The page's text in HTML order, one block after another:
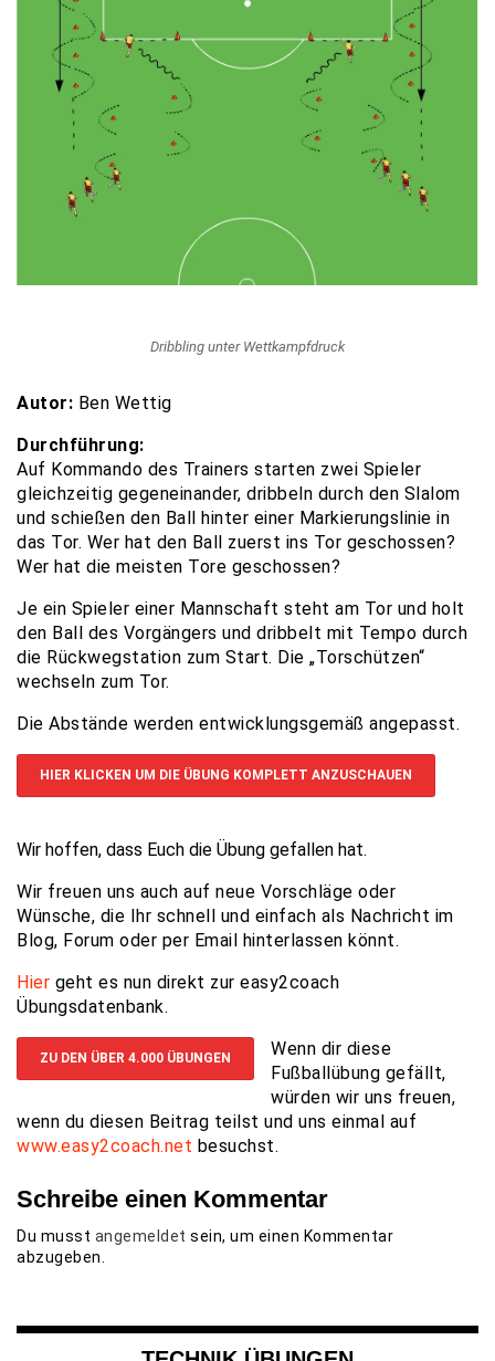
Dribbling unter Wettkampfdruck
Autor: Ben Wettig
Durchführung:
Auf Kommando des Trainers starten zwei Spieler
gleichzeitig gegeneinander, dribbeln durch den Slalom
und schießen den Ball hinter einer Markierungslinie in
das Tor. Wer hat den Ball zuerst ins Tor geschossen?
Wer hat die meisten Tore geschossen?
Je ein Spieler einer Mannschaft steht am Tor und holt
den Ball des Vorgängers und dribbelt mit Tempo durch
die Rückwegstation zum Start. Die „Torschützen“
wechseln zum Tor.
Die Abstände werden entwicklungsgemäß angepasst.
HIER KLICKEN UM DIE ÜBUNG KOMPLETT ANZUSCHAUEN
Wir hoffen, dass Euch die Übung gefallen hat.
Wir freuen uns auch auf neue Vorschläge oder
Wünsche, die Ihr schnell und einfach als Nachricht im
Blog, Forum oder per Email hinterlassen könnt.
Hier geht es nun direkt zur easy2coach
Übungsdatenbank.
ZU DEN ÜBER 4.000 ÜBUNGEN
Wenn dir diese
Fußballübung gefällt,
würden wir uns freuen,
wenn du diesen Beitrag teilst und uns einmal auf
www.easy2coach.net besuchst.
Schreibe einen Kommentar
Du musst angemeldet sein, um einen Kommentar
abzugeben.